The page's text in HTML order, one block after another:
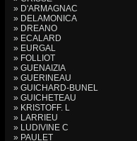
» D'ARMAGNAC
» DELAMONICA
» DREANO
» ECALARD
» EURGAL
» FOLLIOT
» GUENAIZIA
» GUERINEAU
» GUICHARD-BUNEL
» GUICHETEAU
» KRISTOFF. L
» LARRIEU
» LUDIVINE C
» PAULET